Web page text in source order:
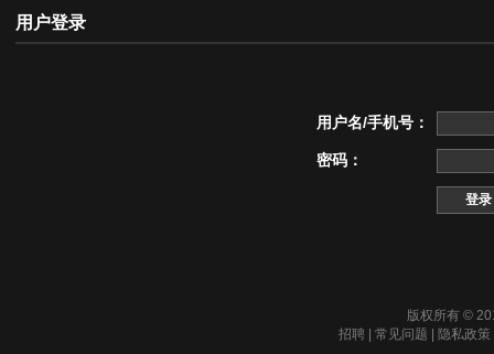
用户登录
用户名/手机号：
密码：
版权所有 ©
招聘
常见问题 隐私政策